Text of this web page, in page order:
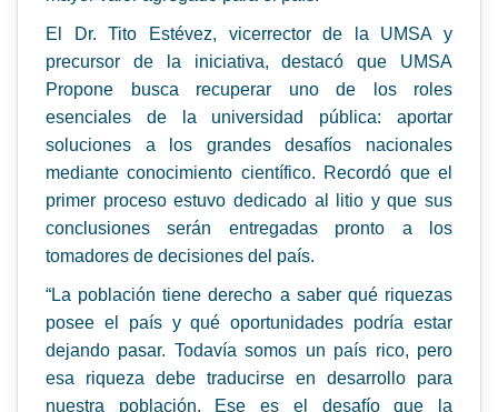
El Dr. Tito Estévez, vicerrector de la UMSA y
precursor de la iniciativa, destacó que UMSA
Propone busca recuperar uno de los roles
esenciales de la universidad pública: aportar
soluciones a los grandes desafíos nacionales
mediante conocimiento científico. Recordó que el
primer proceso estuvo dedicado al litio y que sus
conclusiones serán entregadas pronto a los
tomadores de decisiones del país.
“La población tiene derecho a saber qué riquezas
posee el país y qué oportunidades podría estar
dejando pasar. Todavía somos un país rico, pero
esa riqueza debe traducirse en desarrollo para
nuestra población. Ese es el desafío que la